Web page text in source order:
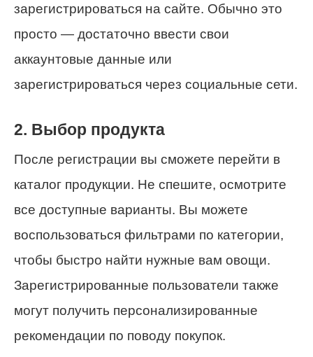
зарегистрироваться на сайте. Обычно это
просто — достаточно ввести свои
аккаунтовые данные или
зарегистрироваться через социальные сети.
2. Выбор продукта
После регистрации вы сможете перейти в
каталог продукции. Не спешите, осмотрите
все доступные варианты. Вы можете
воспользоваться фильтрами по категории,
чтобы быстро найти нужные вам овощи.
Зарегистрированные пользователи также
могут получить персонализированные
рекомендации по поводу покупок.